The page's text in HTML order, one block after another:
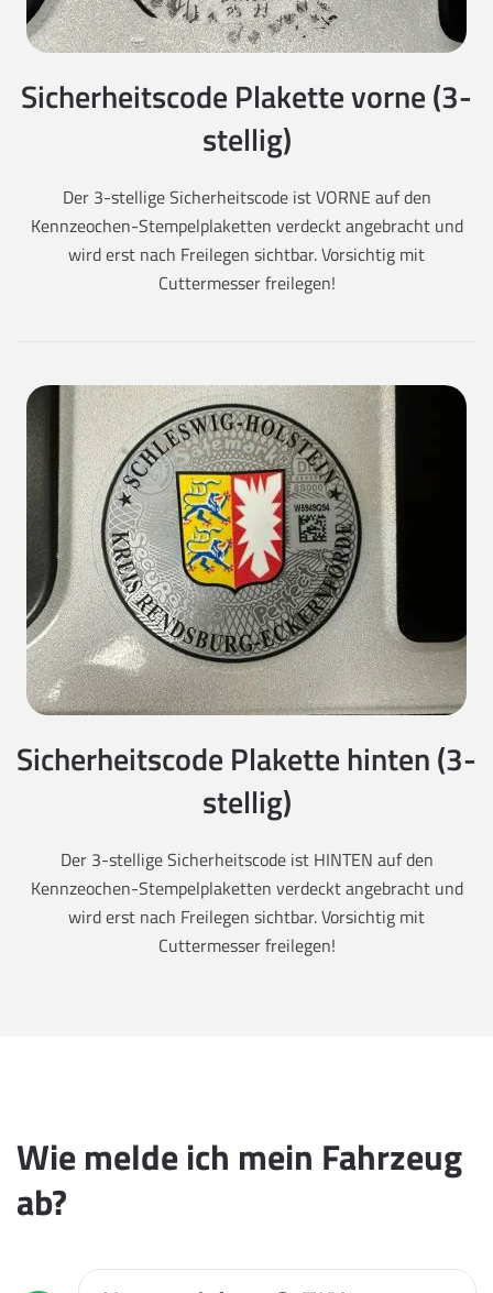
Sicherheitscode Plakette vorne (3-
stellig)
Der 3-stellige Sicherheitscode ist VORNE auf den
Kennzeochen-Stempelplaketten verdeckt angebracht und
wird erst nach Freilegen sichtbar. Vorsichtig mit
Cuttermesser freilegen!
Sicherheitscode Plakette hinten (3-
stellig)
Der 3-stellige Sicherheitscode ist HINTEN auf den
Kennzeochen-Stempelplaketten verdeckt angebracht und
wird erst nach Freilegen sichtbar. Vorsichtig mit
Cuttermesser freilegen!
Wie melde ich mein Fahrzeug
ab?